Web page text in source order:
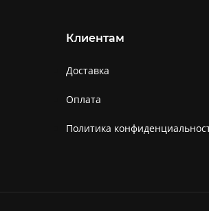
Клиентам
Доставка
Оплата
Политика